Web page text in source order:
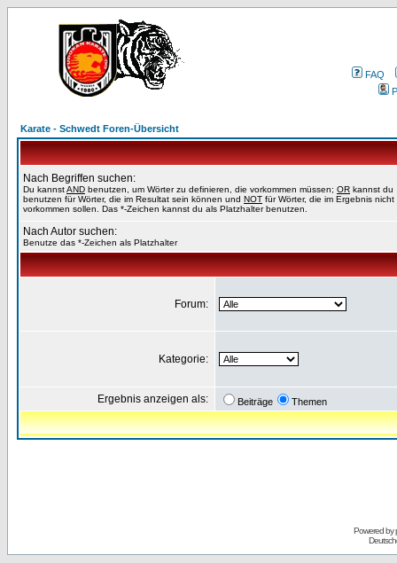
FAQ
Karate - Schwedt Foren-Übersicht
Nach Begriffen suchen:
Du kannstAND benutzen, um Wörter zu definieren, die vorkommen müssen; OR kannst du
benutzen für Wörter, die im Resultat sein können und NOT für Wörter, die im Ergebnis nicht
vorkommen sollen. Das *-Zeichen kannst du als Platzhalter benutzen.
Nach Autor suchen:
Benutze das *-Zeichen als Platzhalter
Forum:
Kategorie:
Ergebnis anzeigen als: Beiträge Themen
Powered by